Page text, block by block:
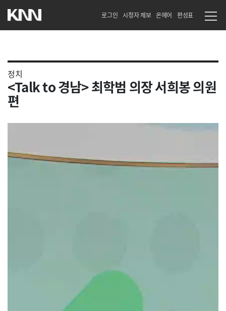
로그인 시청자 제보 온에어 편성표
정치
<Talk to 경남> 최학범 의장 서희봉 의원
편